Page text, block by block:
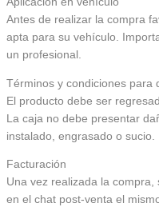
Antes de realizar la compra
apta para su vehículo.
un profesional.
Términos y condiciones para
El producto debe ser
La caja no debe presentar
instalado, engrasado o sucio.
Facturación
Una vez realizada la
en el chat post-venta el